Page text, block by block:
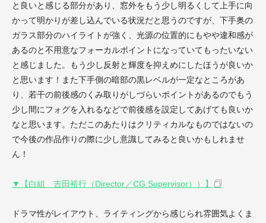
と良いと感じる部分があり、窓外をもう少し明るくして上手に向
かって明かりが差し込んでいる状況だと思うのですが、下手奥の
ガラス部分のハイライトが強く、光源の位置的にもやや違和感が
あるのと不用意なフォーカルポイントになっていてもったいない
と感じました。もう少し反射と輝度を抑えめにしたほうが良いか
と思います！また下手側の暗部の黒レベルが一定なところがあ
り、若干の前後感のくみ取りがしづらいポイントがあるのでもう
少し間にフォグを入れるなどで前後感を設定してあげても良いか
なと思います。ただこのあたりはクリティカルなものではないの
で今後の作品作りの際に少し意識してみると良いかもしれませ
ん！
▼【白組 吉田裕行（Director／CG Supervisor））】
ドラマ性がレイアウト、ライティングから感じられ雰囲気よくま